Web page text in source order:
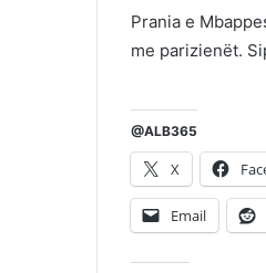
Prania e
me parizienët.
@ALB365
X
Email